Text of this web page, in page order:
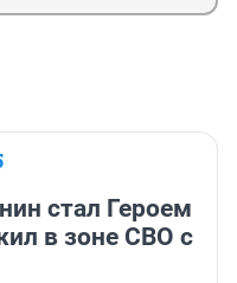
стал Героем
в зоне СВО с